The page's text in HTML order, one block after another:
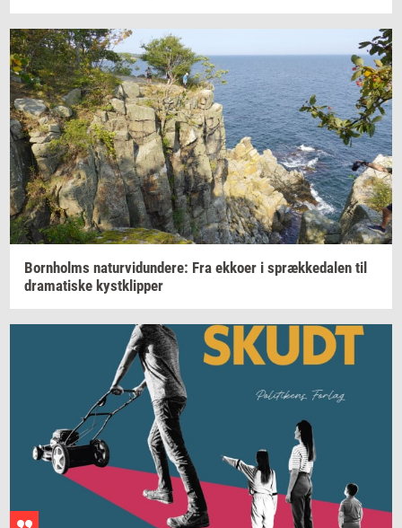
Born­holms na­tur­vi­dun­de­re: Fra ek­ko­er i spræk­ke­da­len til
dra­ma­ti­ske kyst­klip­per